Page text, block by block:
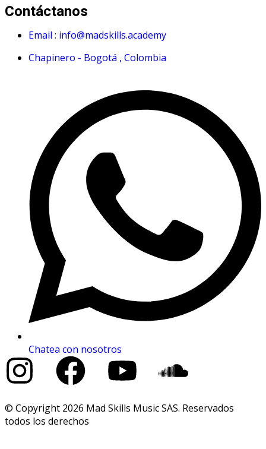
Contáctanos
Email : info@madskills.academy
Chapinero - Bogotá , Colombia
Chatea con nosotros
© Copyright 2026 Mad Skills Music SAS. Reservados
todos los derechos